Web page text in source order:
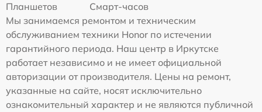
Планшетов
Смарт-часов
Мы занимаемся ремонтом и техническим
обслуживанием техники Honor по истечении
гарантийного периода. Наш центр в Иркутске
работает независимо и не имеет официальной
авторизации от производителя. Цены на ремонт,
указанные на сайте, носят исключительно
ознакомительный характер и не являются публичной